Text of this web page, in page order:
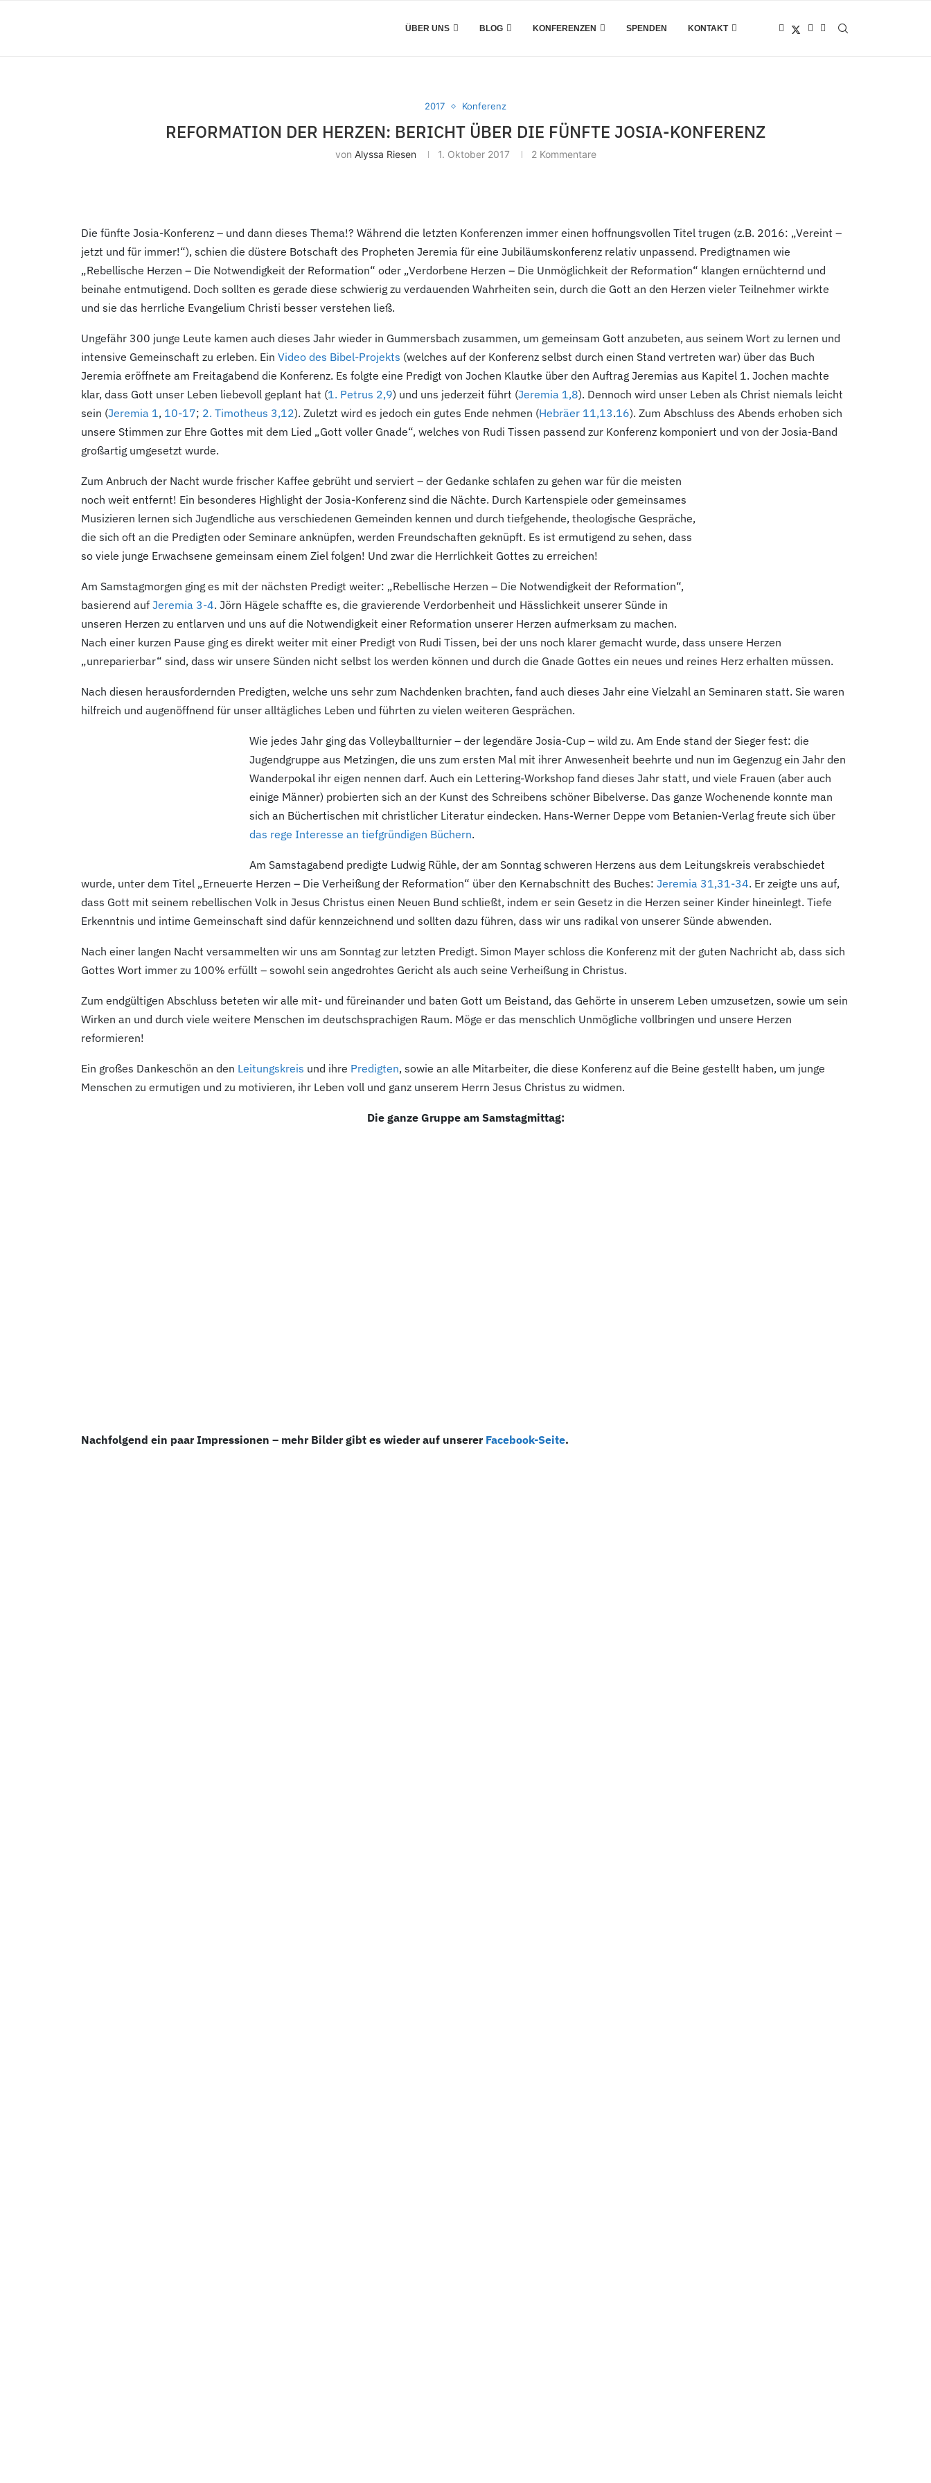
ÜBER UNS BLOG KONFERENZEN SPENDEN KONTAKT
2017 Konferenz
REFORMATION DER HERZEN: BERICHT ÜBER DIE FÜNFTE JOSIA-KONFERENZ
von Alyssa Riesen 1. Oktober 2017 2 Kommentare
Die fünfte Josia-Konferenz – und dann dieses Thema!? Während die letzten Konferenzen immer einen hoffnungsvollen Titel trugen (z.B. 2016: „Vereint –
jetzt und für immer!“), schien die düstere Botschaft des Propheten Jeremia für eine Jubiläumskonferenz relativ unpassend. Predigtnamen wie
„Rebellische Herzen – Die Notwendigkeit der Reformation“ oder „Verdorbene Herzen – Die Unmöglichkeit der Reformation“ klangen ernüchternd und
beinahe entmutigend. Doch sollten es gerade diese schwierig zu verdauenden Wahrheiten sein, durch die Gott an den Herzen vieler Teilnehmer wirkte
und sie das herrliche Evangelium Christi besser verstehen ließ.
Ungefähr 300 junge Leute kamen auch dieses Jahr wieder in Gummersbach zusammen, um gemeinsam Gott anzubeten, aus seinem Wort zu lernen und
intensive Gemeinschaft zu erleben. Ein Video des Bibel-Projekts (welches auf der Konferenz selbst durch einen Stand vertreten war) über das Buch
Jeremia eröffnete am Freitagabend die Konferenz. Es folgte eine Predigt von Jochen Klautke über den Auftrag Jeremias aus Kapitel 1. Jochen machte
klar, dass Gott unser Leben liebevoll geplant hat (1. Petrus 2,9) und uns jederzeit führt (Jeremia 1,8). Dennoch wird unser Leben als Christ niemals leicht
sein (Jeremia 1, 10-17; 2. Timotheus 3,12). Zuletzt wird es jedoch ein gutes Ende nehmen (Hebräer 11,13.16). Zum Abschluss des Abends erhoben sich
unsere Stimmen zur Ehre Gottes mit dem Lied „Gott voller Gnade“, welches von Rudi Tissen passend zur Konferenz komponiert und von der Josia-Band
großartig umgesetzt wurde.
Zum Anbruch der Nacht wurde frischer Kaffee gebrüht und serviert – der Gedanke schlafen zu gehen war für die meisten
noch weit entfernt! Ein besonderes Highlight der Josia-Konferenz sind die Nächte. Durch Kartenspiele oder gemeinsames
Musizieren lernen sich Jugendliche aus verschiedenen Gemeinden kennen und durch tiefgehende, theologische Gespräche,
die sich oft an die Predigten oder Seminare anknüpfen, werden Freundschaften geknüpft. Es ist ermutigend zu sehen, dass
so viele junge Erwachsene gemeinsam einem Ziel folgen! Und zwar die Herrlichkeit Gottes zu erreichen!
Am Samstagmorgen ging es mit der nächsten Predigt weiter: „Rebellische Herzen – Die Notwendigkeit der Reformation“,
basierend auf Jeremia 3-4. Jörn Hägele schaffte es, die gravierende Verdorbenheit und Hässlichkeit unserer Sünde in
unseren Herzen zu entlarven und uns auf die Notwendigkeit einer Reformation unserer Herzen aufmerksam zu machen.
Nach einer kurzen Pause ging es direkt weiter mit einer Predigt von Rudi Tissen, bei der uns noch klarer gemacht wurde, dass unsere Herzen
„unreparierbar“ sind, dass wir unsere Sünden nicht selbst los werden können und durch die Gnade Gottes ein neues und reines Herz erhalten müssen.
Nach diesen herausfordernden Predigten, welche uns sehr zum Nachdenken brachten, fand auch dieses Jahr eine Vielzahl an Seminaren statt. Sie waren
hilfreich und augenöffnend für unser alltägliches Leben und führten zu vielen weiteren Gesprächen.
Wie jedes Jahr ging das Volleyballturnier – der legendäre Josia-Cup – wild zu. Am Ende stand der Sieger fest: die
Jugendgruppe aus Metzingen, die uns zum ersten Mal mit ihrer Anwesenheit beehrte und nun im Gegenzug ein Jahr den
Wanderpokal ihr eigen nennen darf. Auch ein Lettering-Workshop fand dieses Jahr statt, und viele Frauen (aber auch
einige Männer) probierten sich an der Kunst des Schreibens schöner Bibelverse. Das ganze Wochenende konnte man
sich an Büchertischen mit christlicher Literatur eindecken. Hans-Werner Deppe vom Betanien-Verlag freute sich über
das rege Interesse an tiefgründigen Büchern.
Am Samstagabend predigte Ludwig Rühle, der am Sonntag schweren Herzens aus dem Leitungskreis verabschiedet
wurde, unter dem Titel „Erneuerte Herzen – Die Verheißung der Reformation“ über den Kernabschnitt des Buches: Jeremia 31,31-34. Er zeigte uns auf,
dass Gott mit seinem rebellischen Volk in Jesus Christus einen Neuen Bund schließt, indem er sein Gesetz in die Herzen seiner Kinder hineinlegt. Tiefe
Erkenntnis und intime Gemeinschaft sind dafür kennzeichnend und sollten dazu führen, dass wir uns radikal von unserer Sünde abwenden.
Nach einer langen Nacht versammelten wir uns am Sonntag zur letzten Predigt. Simon Mayer schloss die Konferenz mit der guten Nachricht ab, dass sich
Gottes Wort immer zu 100% erfüllt – sowohl sein angedrohtes Gericht als auch seine Verheißung in Christus.
Zum endgültigen Abschluss beteten wir alle mit- und füreinander und baten Gott um Beistand, das Gehörte in unserem Leben umzusetzen, sowie um sein
Wirken an und durch viele weitere Menschen im deutschsprachigen Raum. Möge er das menschlich Unmögliche vollbringen und unsere Herzen
reformieren!
Ein großes Dankeschön an den Leitungskreis und ihre Predigten, sowie an alle Mitarbeiter, die diese Konferenz auf die Beine gestellt haben, um junge
Menschen zu ermutigen und zu motivieren, ihr Leben voll und ganz unserem Herrn Jesus Christus zu widmen.
Die ganze Gruppe am Samstagmittag:
Nachfolgend ein paar Impressionen – mehr Bilder gibt es wieder auf unserer Facebook-Seite.